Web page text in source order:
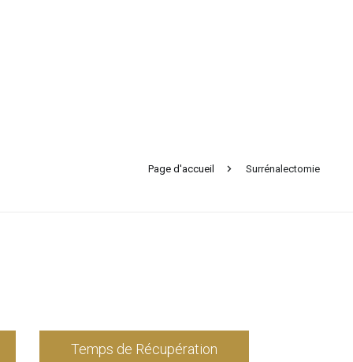
Page d'accueil Surrénalectomie
Temps de Récupération